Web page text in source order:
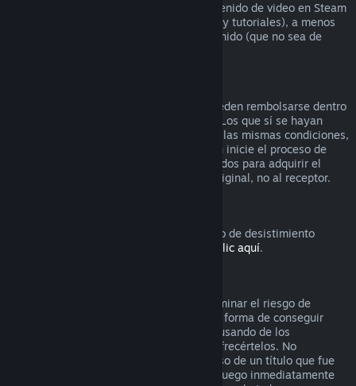
No podemos ofrecer reembolsos por contenido de video en Steam
(p. ej., películas, cortos, series, episodios y tutoriales), a menos
que el video venga en lote con otro contenido (que no sea de
Los regalos que no se hayan activado pueden rembolsarse dentro
del período estándar de 14 días/2 horas. Los que sí se hayan
activado también pueden rembolsarse en las mismas condiciones,
pero debe ser el receptor del regalo quien inicie el proceso de
rembolso. En este caso, los fondos utilizados para adquirir el
regalo le serán devueltos al comprador original, no al receptor.
Si quieres saber cómo funciona el derecho de desistimiento
haz clic aquí.
Los reembolsos están diseñados para eliminar el riesgo de
compra de títulos en Steam, no como una forma de conseguir
juegos gratis. Si nos parece que estás abusando de los
reembolsos, es posible que dejemos de ofrecértelos. No
consideramos abuso solicitar un reembolso de un título que fue
comprado justo antes de unas rebajas si luego inmediatamente